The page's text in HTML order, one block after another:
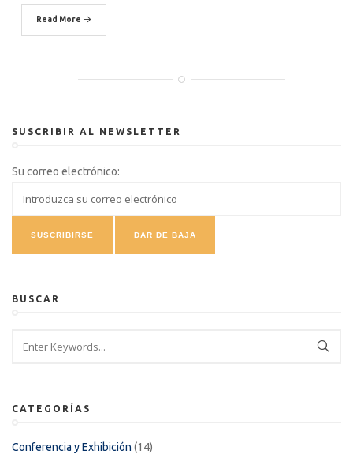
Read More
SUSCRIBIR AL NEWSLETTER
Su correo electrónico:
BUSCAR
CATEGORÍAS
Conferencia y Exhibición (14)